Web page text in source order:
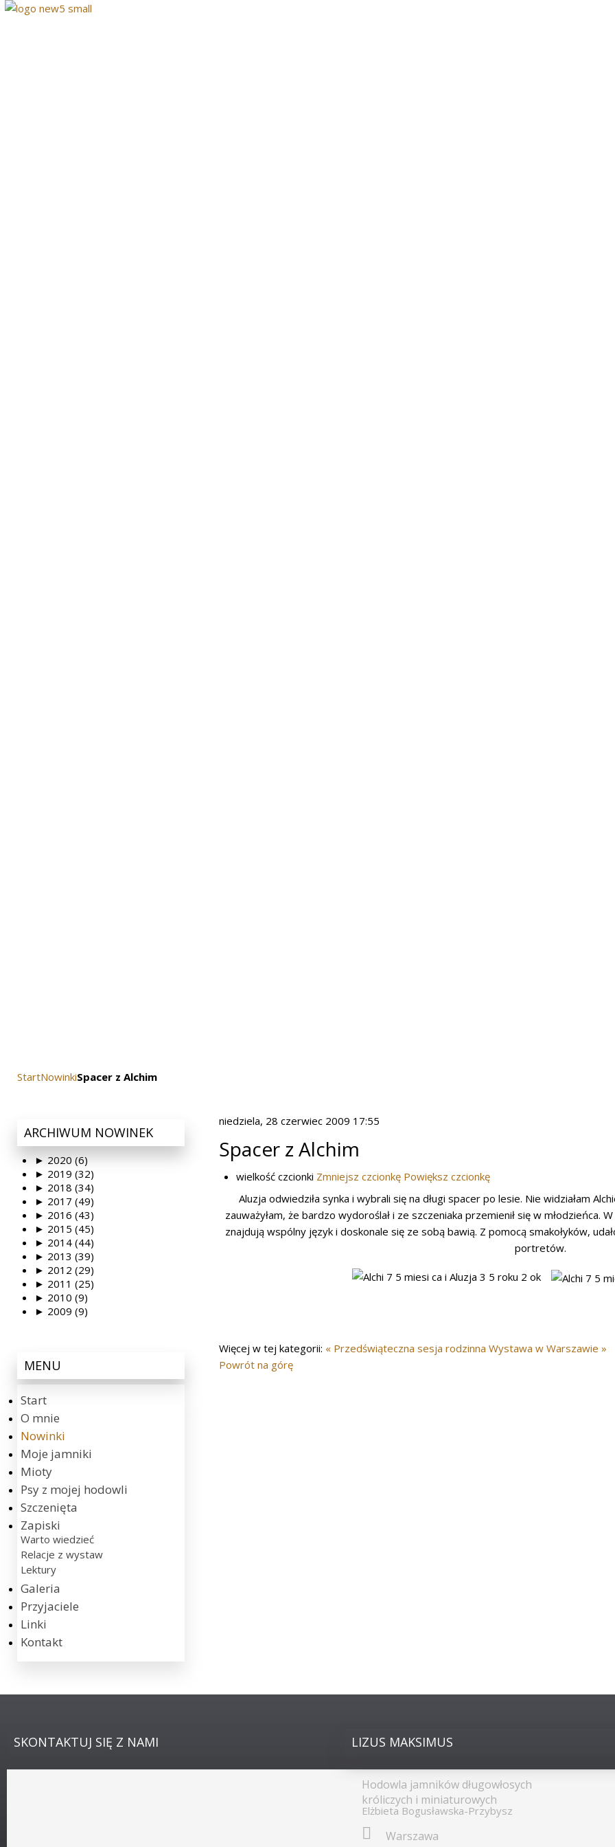
StartNowinkiSpacer z Alchim
niedziela, 28 czerwiec 2009 17:55
Spacer z Alchim
wielkość czcionki Zmniejsz czcionkę Powiększ czcionkę
Aluzja odwiedziła synka i wybrali się na długi spacer po lesie. Nie widziałam
zauważyłam, że bardzo wydoroślał i ze szczeniaka przemienił się w młodzieńca.
znajdują wspólny język i doskonale się ze sobą bawią. Z pomocą smakołyków,
portretów.
Więcej w tej kategorii: « Przedświąteczna sesja rodzinna Wystawa w Warszawie »
Powrót na górę
ARCHIWUM NOWINEK
► 2020 (6)
► 2019 (32)
► 2018 (34)
► 2017 (49)
► 2016 (43)
► 2015 (45)
► 2014 (44)
► 2013 (39)
► 2012 (29)
► 2011 (25)
► 2010 (9)
► 2009 (9)
MENU
Start
O mnie
Nowinki
Moje jamniki
Mioty
Psy z mojej hodowli
Szczenięta
Zapiski
Warto wiedzieć
Relacje z wystaw
Lektury
Galeria
Przyjaciele
Linki
Kontakt
LIZUS MAKSIMUS
Hodowla jamników długowłosych
króliczych i miniaturowych
Elżbieta Bogusławska-Przybysz
Warszawa
SKONTAKTUJ SIĘ Z NAMI